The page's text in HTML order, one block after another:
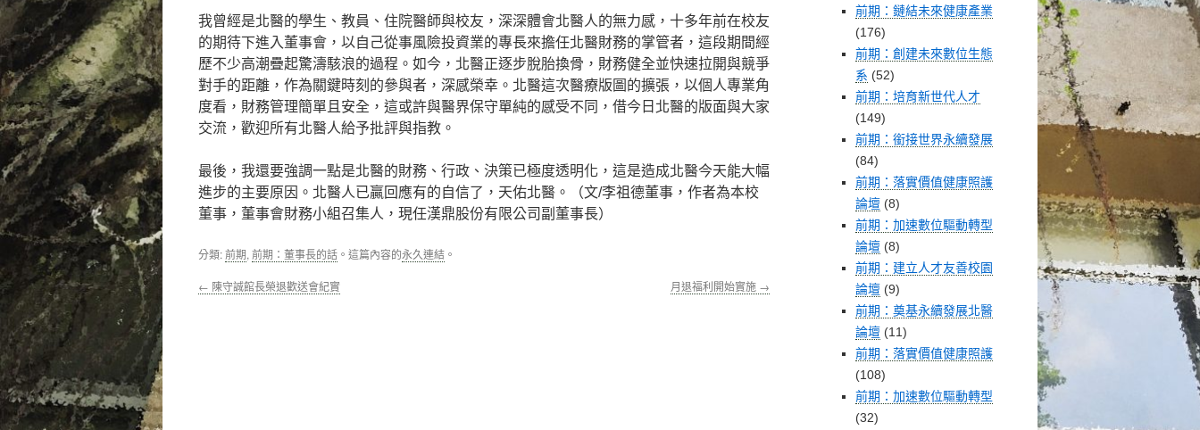
我曾經是北醫的學生、教員、住院醫師與校友，深深體會北醫人的無力感，十多年前在校友
的期待下進入董事會，以自己從事風險投資業的專長來擔任北醫財務的掌管者，這段期間經
歷不少高潮疊起驚濤駭浪的過程。如今，北醫正逐步脫胎換骨，財務健全並快速拉開與競爭
對手的距離，作為關鍵時刻的參與者，深感榮幸。北醫這次醫療版圖的擴張，以個人專業角
度看，財務管理簡單且安全，這或許與醫界保守單純的感受不同，借今日北醫的版面與大家
交流，歡迎所有北醫人給予批評與指教。
最後，我還要強調一點是北醫的財務、行政、決策已極度透明化，這是造成北醫今天能大幅
進步的主要原因。北醫人已贏回應有的自信了，天佑北醫。（文/李祖德董事，作者為本校
董事，董事會財務小組召集人，現任漢鼎股份有限公司副董事長）
分類:前期, 前期：董事長的話 。這篇內容的永久連結 。
← 陳守誠館長榮退歡送會紀實 月退福利開始實施 →
前期：鏈結未來健康產業
(176)
前期：創建未來數位生態
系 (52)
前期：培育新世代人才
(149)
前期：銜接世界永續發展
(84)
前期：落實價值健康照護
論壇 (8)
前期：加速數位驅動轉型
論壇 (8)
前期：建立人才友善校園
論壇 (9)
前期：奠基永續發展北醫
論壇 (11)
前期：落實價值健康照護
(108)
前期：加速數位驅動轉型
(32)